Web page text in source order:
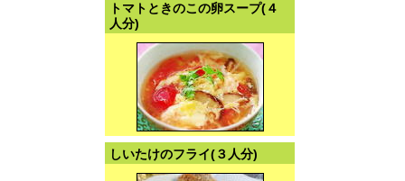
トマトときのこの卵スープ(４
人分)
しいたけのフライ(３人分)